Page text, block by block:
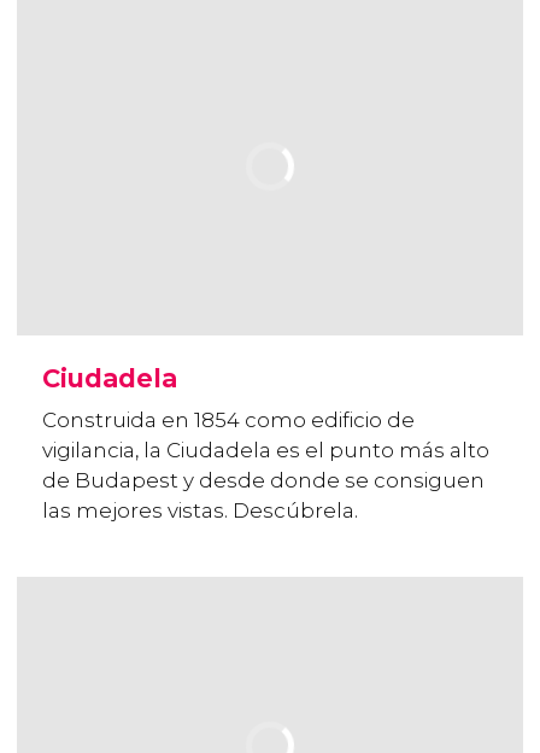
Ciudadela
Construida en 1854 como edificio de
vigilancia, la Ciudadela es el punto más alto
de Budapest y desde donde se consiguen
las mejores vistas. Descúbrela.